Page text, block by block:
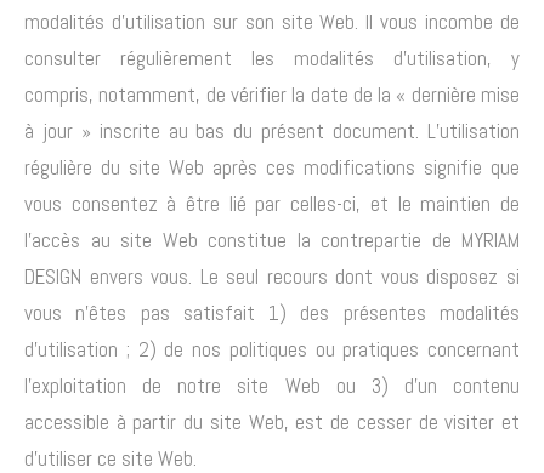
modalités d’utilisation sur son site Web. Il vous incombe de
consulter régulièrement les modalités d’utilisation, y
compris, notamment, de vérifier la date de la « dernière mise
à jour » inscrite au bas du présent document. L’utilisation
régulière du site Web après ces modifications signifie que
vous consentez à être lié par celles-ci, et le maintien de
l’accès au site Web constitue la contrepartie de MYRIAM
DESIGN envers vous. Le seul recours dont vous disposez si
vous n’êtes pas satisfait 1) des présentes modalités
d’utilisation ; 2) de nos politiques ou pratiques concernant
l’exploitation de notre site Web ou 3) d’un contenu
accessible à partir du site Web, est de cesser de visiter et
d’utiliser ce site Web.